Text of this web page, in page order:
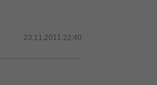
23.11.2011 22:40